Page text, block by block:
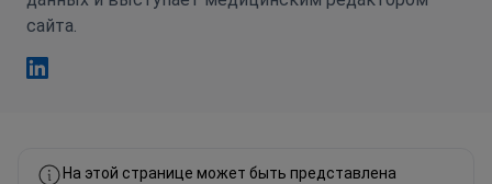
сайта.
На этой странице может быть представлена